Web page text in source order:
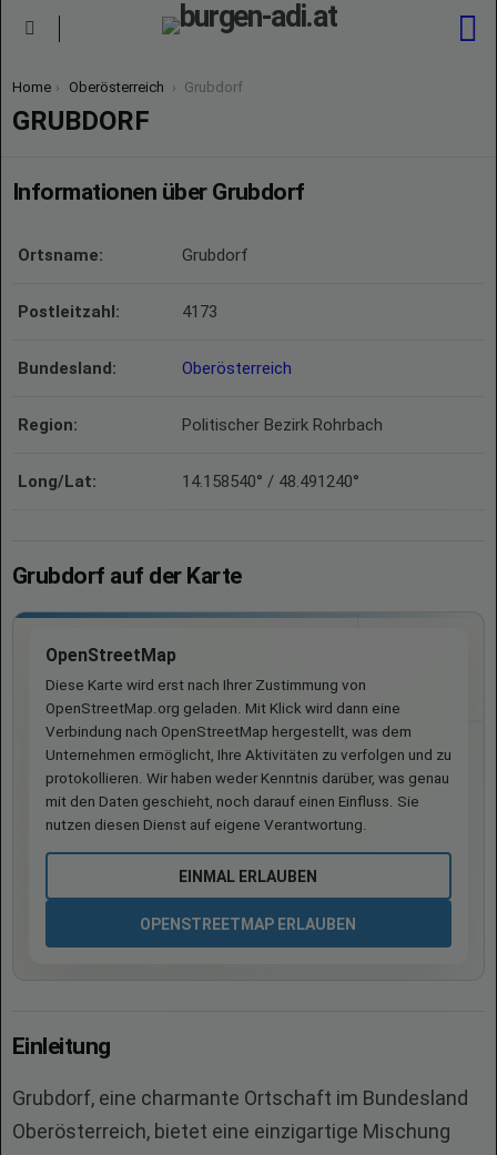
You are here:
Home Oberösterreich Grubdorf
GRUBDORF
Informationen über Grubdorf
Ortsname: Grubdorf
Postleitzahl: 4173
Bundesland: Oberösterreich
Region: Politischer Bezirk Rohrbach
Long/Lat: 14.158540° / 48.491240°
Grubdorf auf der Karte
OpenStreetMap
Diese Karte wird erst nach Ihrer Zustimmung von
OpenStreetMap.org geladen. Mit Klick wird dann eine
Verbindung nach OpenStreetMap hergestellt, was dem
Unternehmen ermöglicht, Ihre Aktivitäten zu verfolgen und zu
protokollieren. Wir haben weder Kenntnis darüber, was genau
mit den Daten geschieht, noch darauf einen Einfluss. Sie
nutzen diesen Dienst auf eigene Verantwortung.
EINMAL ERLAUBEN
OPENSTREETMAP ERLAUBEN
Einleitung
Grubdorf, eine charmante Ortschaft im Bundesland
Oberösterreich, bietet eine einzigartige Mischung